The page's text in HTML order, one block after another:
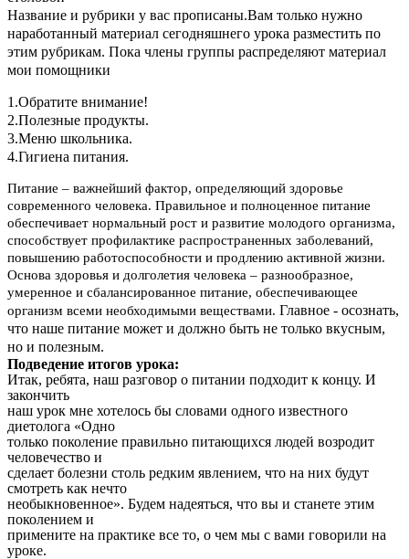
Название и рубрики у вас прописаны.Вам только нужно
наработанный материал сегодняшнего урока разместить по
этим рубрикам. Пока члены группы распределяют материал
мои помощники
1.Обратите внимание!
2.Полезные продукты.
3.Меню школьника.
4.Гигиена питания.
Питание – важнейший фактор, определяющий здоровье
современного человека. Правильное и полноценное питание
обеспечивает нормальный рост и развитие молодого организма,
способствует профилактике распространенных заболеваний,
повышению работоспособности и продлению активной жизни.
Основа здоровья и долголетия человека – разнообразное,
умеренное и сбалансированное питание, обеспечивающее
организм всеми необходимыми веществами. Главное - осознать,
что наше питание может и должно быть не только вкусным,
но и полезным.
Подведение итогов урока:
Итак, ребята, наш разговор о питании подходит к концу. И
закончить
наш урок мне хотелось бы словами одного известного
диетолога «Одно
только поколение правильно питающихся людей возродит
человечество и
сделает болезни столь редким явлением, что на них будут
смотреть как нечто
необыкновенное». Будем надеяться, что вы и станете этим
поколением и
примените на практике все то, о чем мы с вами говорили на
уроке.